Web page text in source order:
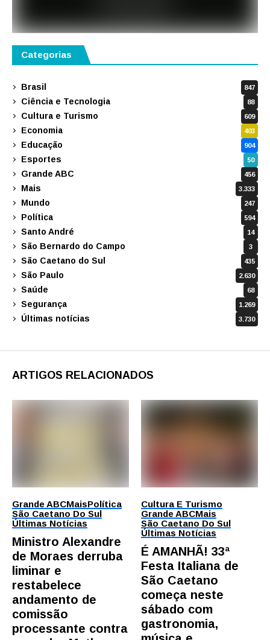
Categorias
Brasil 847
Ciência e Tecnologia 88
Cultura e Turismo 609
Economia 403
Educação 904
Esportes 50
Grande ABC 456
Mais 3.333
Mundo 247
Política 594
Santo André 14
São Bernardo do Campo 3
São Caetano do Sul 435
São Paulo 2.630
Saúde 68
Segurança 1.269
Últimas notícias 3.730
ARTIGOS RELACIONADOS
Grande ABCMaisPolítica
São Caetano Do Sul
Últimas Notícias
Ministro Alexandre
de Moraes derruba
liminar e
restabelece
andamento de
comissão
processante contra
Cultura E Turismo
Grande ABCMais
São Caetano Do Sul
Últimas Notícias
É AMANHÃ! 33ª
Festa Italiana de
São Caetano
começa neste
sábado com
gastronomia,